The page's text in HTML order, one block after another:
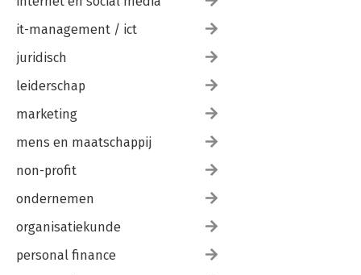
it-management / ict
juridisch
leiderschap
marketing
mens en maatschappij
non-profit
ondernemen
organisatiekunde
personal finance